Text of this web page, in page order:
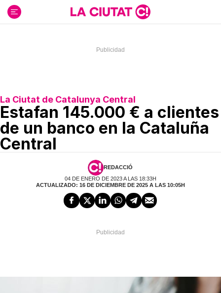
contenido
La Ciutat de Catalunya Central
Estafan 145.000 € a clientes
de un banco en la Cataluña
Central
REDACCIÓ
04 DE ENERO DE 2023 A LAS 18:33H
ACTUALIZADO: 16 DE DICIEMBRE DE 2025 A LAS 10:05H